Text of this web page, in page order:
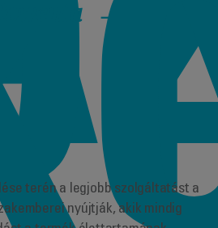
terén a legjobb szolgáltatást a
nyújtják, akik mindig